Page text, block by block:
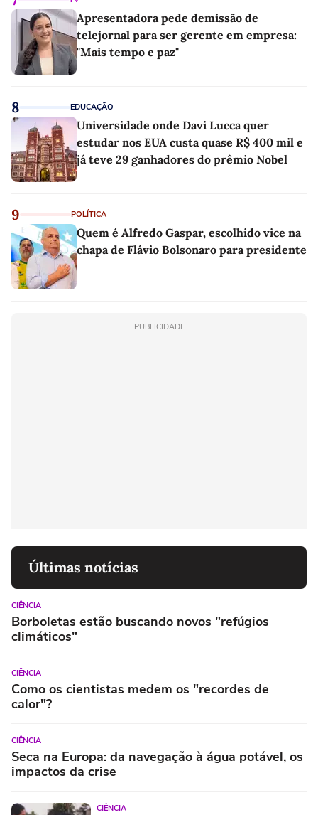
Apresentadora pede demissão de
telejornal para ser gerente em empresa:
"Mais tempo e paz"
8 EDUCAÇÃO
Universidade onde Davi Lucca quer
estudar nos EUA custa quase R$ 400 mil e
já teve 29 ganhadores do prêmio Nobel
9 POLÍTICA
Quem é Alfredo Gaspar, escolhido vice na
chapa de Flávio Bolsonaro para presidente
PUBLICIDADE
Últimas notícias
CIÊNCIA
Borboletas estão buscando novos "refúgios
climáticos"
CIÊNCIA
Como os cientistas medem os "recordes de
calor"?
CIÊNCIA
Seca na Europa: da navegação à água potável, os
impactos da crise
CIÊNCIA